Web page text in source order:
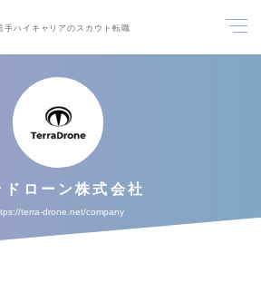
手ハイキャリアのスカウト転職
ドローン株式会社
terra-drone.net/company